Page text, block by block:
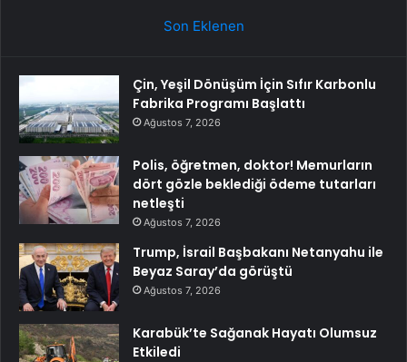
Son Eklenen
Çin, Yeşil Dönüşüm İçin Sıfır Karbonlu
Fabrika Programı Başlattı
Ağustos 7, 2026
Polis, öğretmen, doktor! Memurların
dört gözle beklediği ödeme tutarları
netleşti
Ağustos 7, 2026
Trump, İsrail Başbakanı Netanyahu ile
Beyaz Saray’da görüştü
Ağustos 7, 2026
Karabük’te Sağanak Hayatı Olumsuz
Etkiledi